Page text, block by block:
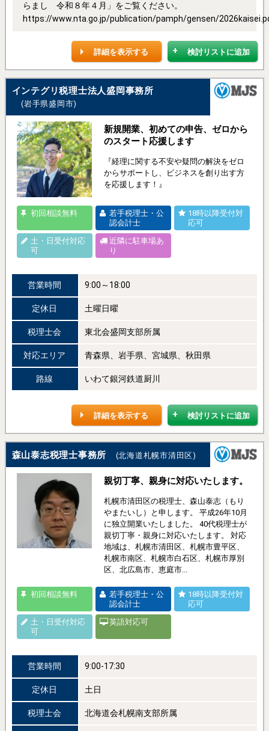
らまし 令和８年４月」をご覧ください。
https://www.nta.go.jp/publication/pamph/gensen/
検討リストに追加
詳細を表示する
インテグリ税理士法人盛岡事務所
(岩手県盛岡市)
新規開業、初めての申告、ゼロから
のスタート応援します
『経理に関する不安や疑問の解決をゼロ
からサポートし、ビジネスを創り出す方
を応援します！』
初回相談無料
若手税理士・公
認会計士
18時以降受付対
応可
土・日受付対応
可
近隣に駐車場あ
り
営業時間 9:00～18:00
定休日 土曜日曜
税理士会 東北会盛岡支部所属
対応エリア 青森県、岩手県、宮城県、秋田県
路線 いわて銀河鉄道厨川
検討リストに追加
詳細を表示する
森山泰志税理士事務所 (北海道札幌市清田区)
親切丁寧、親身に対応いたします。
札幌市清田区の税理士、森山泰志（もり
やまたいし）と申します。 平成26年10月
に独立開業いたしました。 40代税理士が
親切丁寧・親身に対応いたします。 対応
地域は、札幌市清田区、札幌市豊平区、
札幌市南区、札幌市白石区、札幌市厚別
区、北広島市、恵庭市...
初回相談無料
若手税理士・公
認会計士
18時以降受付対
応可
土・日受付対応
可
英語対応可
営業時間 9:00-17:30
定休日 土日
税理士会 北海道会札幌南支部所属